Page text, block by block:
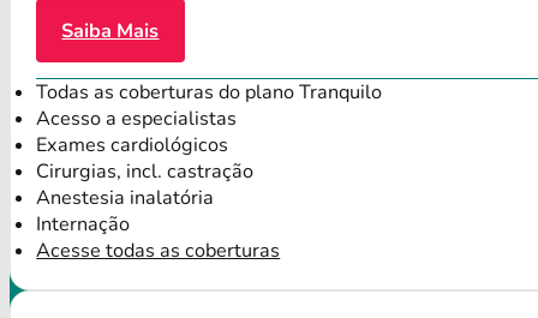
Saiba Mais
Todas as coberturas do plano Tranquilo
Acesso a especialistas
Exames cardiológicos
Cirurgias, incl. castração
Anestesia inalatória
Internação
Acesse todas as coberturas